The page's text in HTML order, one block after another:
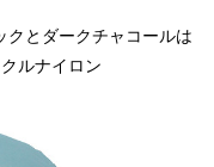
クとダークチャコールは
ルナイロン